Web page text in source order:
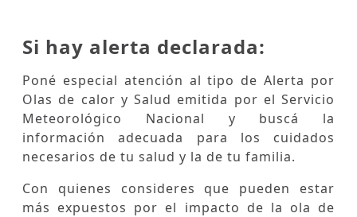
Si hay alerta declarada:
Poné especial atención al tipo de Alerta por
Olas de calor y Salud emitida por el Servicio
Meteorológico Nacional y buscá la
información adecuada para los cuidados
necesarios de tu salud y la de tu familia.
Con quienes consideres que pueden estar
más expuestos por el impacto de la ola de